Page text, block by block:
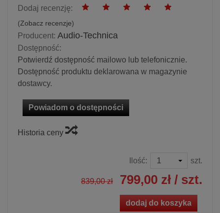
Dodaj recenzję:
(Zobacz recenzje)
Producent: Audio-Technica
Dostępność:
Potwierdź dostępność mailowo lub telefonicznie.
Dostępność produktu deklarowana w magazynie
dostawcy.
Powiadom o dostępności
Historia ceny
Ilość: szt.
839,00 zł 799,00 zł / szt.
dodaj do koszyka